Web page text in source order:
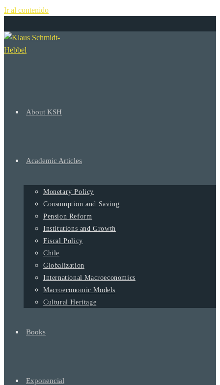
Ir al contenido
About KSH
Academic Articles
Monetary Policy
Consumption and Saving
Pension Reform
Institutions and Growth
Fiscal Policy
Chile
Globalization
International Macroeconomics
Macroeconomic Models
Cultural Heritage
Books
Exponencial